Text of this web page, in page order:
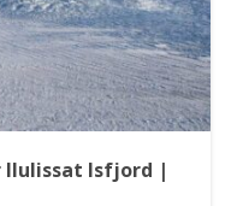
Ilulissat Isfjord |